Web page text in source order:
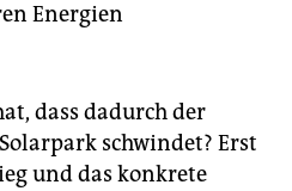
Energien
dass dadurch der
schwindet? Erst
und das konkrete